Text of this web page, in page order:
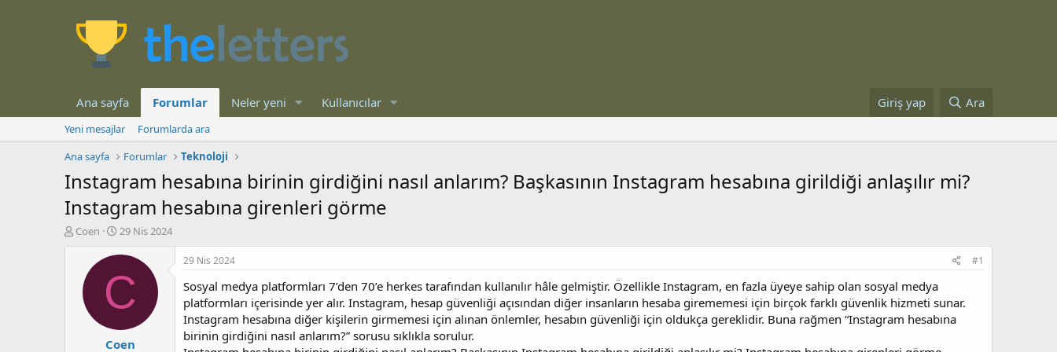
Ana sayfa Forumlar Neler yeni Kullanıcılar Giriş yap Ara
Yeni mesajlar
Forumlarda ara
Ana sayfa
Forumlar Teknoloji
Instagram hesabına birinin girdiğini nasıl anlarım? Başkasının Instagram hesabına girildiği anlaşılır mi?
Instagram hesabına girenleri görme
K
Coen
B
ş
l
ı
ç
29 Nis 2024
C
Coen
29 Nis 2024 #1
Sosyal medya platformları 7’den 70’e herkes tarafından kullanılır hâle gelmiştir. Özellikle Instagram, en fazla üyeye sahip olan sosyal medya
platformları içerisinde yer alır. Instagram, hesap güvenliği açısından diğer insanların hesaba girememesi için birçok farklı güvenlik hizmeti sunar.
Instagram hesabına diğer kişilerin girmemesi için alınan önlemler, hesabın güvenliği için oldukça gereklidir. Buna rağmen “Instagram hesabına
birinin girdiğini nasıl anlarım?” sorusu sıklıkla sorulur.